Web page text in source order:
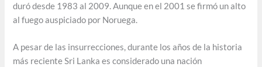
duró desde 1983 al 2009. Aunque en el 2001 se firmó un alto
al fuego auspiciado por Noruega.
A pesar de las insurrecciones, durante los años de la historia
más reciente Sri Lanka es considerado una nación